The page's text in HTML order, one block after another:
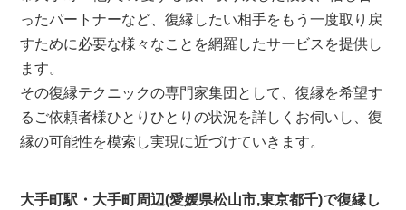
ったパートナーなど、復縁したい相手をもう一度取り戻
すために必要な様々なことを網羅したサービスを提供し
ます。
その復縁テクニックの専門家集団として、復縁を希望す
るご依頼者様ひとりひとりの状況を詳しくお伺いし、復
縁の可能性を模索し実現に近づけていきます。
大手町駅・大手町周辺(愛媛県松山市,東京都千)で復縁し